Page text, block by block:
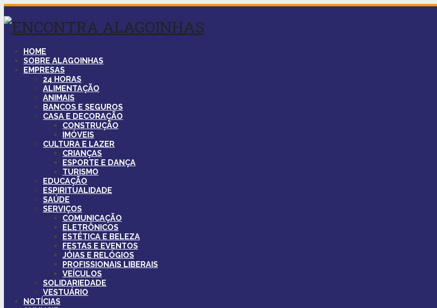
HOME
SOBRE ALAGOINHAS
EMPRESAS
24 HORAS
ALIMENTAÇÃO
ANIMAIS
BANCOS E SEGUROS
CASA E DECORAÇÃO
CONSTRUÇÃO
IMÓVEIS
CULTURA E LAZER
CRIANÇAS
ESPORTE E DANÇA
TURISMO
EDUCAÇÃO
ESPIRITUALIDADE
SAÚDE
SERVIÇOS
COMUNICAÇÃO
ELETRÔNICOS
ESTÉTICA E BELEZA
FESTAS E EVENTOS
JÓIAS E RELÓGIOS
PROFISSIONAIS LIBERAIS
VEÍCULOS
SOLIDARIEDADE
VESTUÁRIO
NOTÍCIAS